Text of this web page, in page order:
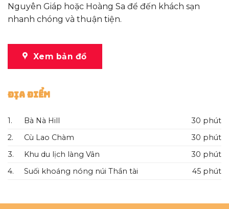
Nguyên Giáp hoặc Hoàng Sa để đến khách sạn
nhanh chóng và thuận tiện.
Xem bản đồ
Địa Điểm
1. Bà Nà Hill
30 phút
2.
Cù Lao Chàm
30 phút
3.
Khu du lịch làng Vân
30 phút
4.
Suối khoáng nóng núi Thần tài 45 phút